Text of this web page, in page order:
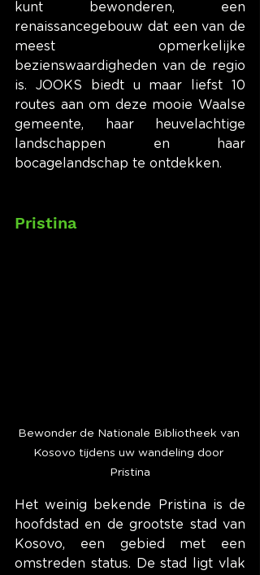
kunt bewonderen, een
renaissancegebouw dat een van de
meest opmerkelijke
bezienswaardigheden van de regio
is. JOOKS biedt u maar liefst 10
routes aan om deze mooie Waalse
gemeente, haar heuvelachtige
landschappen en haar
bocagelandschap te ontdekken.
Pristina
Bewonder de Nationale Bibliotheek van
Kosovo tijdens uw wandeling door
Pristina
Het weinig bekende Pristina is de
hoofdstad en de grootste stad van
Kosovo, een gebied met een
omstreden status. De stad ligt vlak